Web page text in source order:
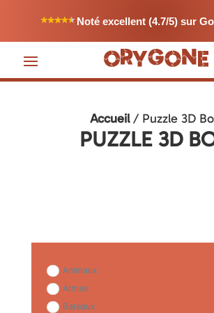
Noté excellent (4.7/5) sur
Accueil/ Puzzle 3D
PUZZLE 3D
Animaux
Armes
Bateaux